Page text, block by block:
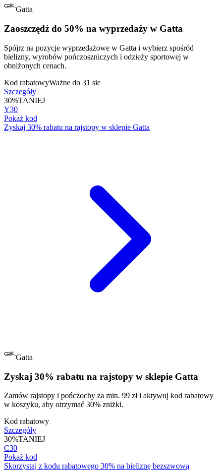
Gatta
Zaoszczędź do 50% na wyprzedaży w Gatta
Spójrz na pozycje wyprzedażowe w Gatta i wybierz spośród
bielizny, wyrobów pończoszniczych i odzieży sportowej w
obniżonych cenach.
Kod rabatowyWażne do 31 sie
Szczegóły
30%TANIEJ
Y30
Pokaż kod
Zyskaj 30% rabatu na rajstopy w sklepie Gatta
Gatta
Zyskaj 30% rabatu na rajstopy w sklepie Gatta
Zamów rajstopy i pończochy za min. 99 zł i aktywuj kod rabatowy
w koszyku, aby otrzymać 30% zniżki.
Kod rabatowy
Szczegóły
30%TANIEJ
C30
Pokaż kod
Skorzystaj z kodu rabatowego 30% na bieliznę bezszwową